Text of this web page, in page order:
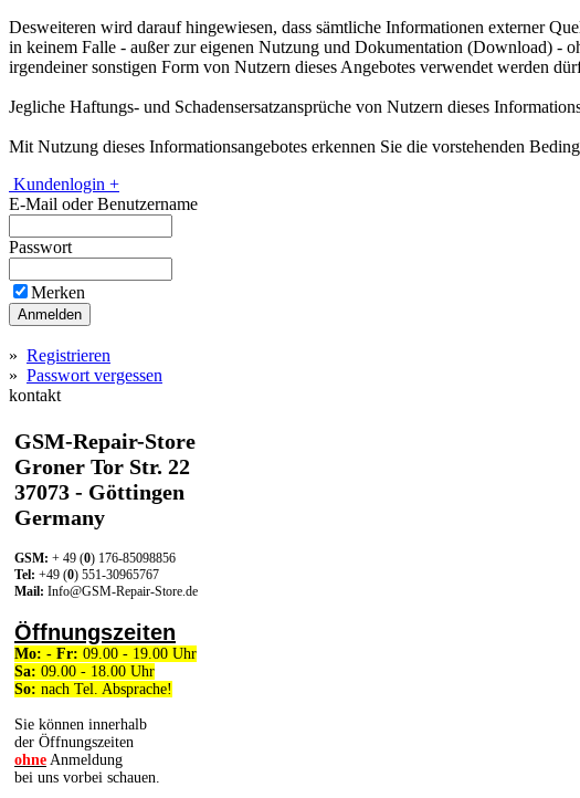
Desweiteren wird darauf hingewiesen, dass sämtliche Informationen externer
in keinem Falle - außer zur eigenen Nutzung und Dokumentation (Download) -
irgendeiner sonstigen Form von Nutzern dieses Angebotes verwendet werden
Jegliche Haftungs- und Schadensersatzansprüche von Nutzern dieses
Mit Nutzung dieses Informationsangebotes erkennen Sie die vorstehenden
Kundenlogin +
E-Mail oder Benutzername
Passwort
Merken
Anmelden
» Registrieren
» Passwort vergessen
kontakt
GSM-Repair-Store
Groner Tor Str. 22
37073 - Göttingen
Germany
GSM: + 49 (0) 176-85098856
Tel: +49 (0) 551-30965767
Mail: Info@GSM-Repair-Store.de
Öffnungszeiten
Mo: - Fr: 09.00 - 19.00 Uhr
Sa: 09.00 - 18.00 Uhr
So: nach Tel. Absprache!
Sie können innerhalb
der Öffnungszeiten
ohne Anmeldung
bei uns vorbei schauen.